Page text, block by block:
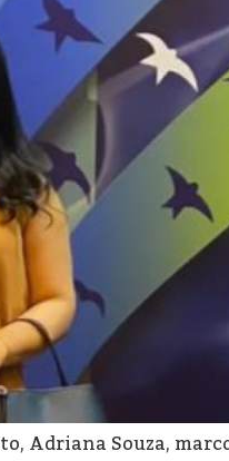
Adriana Souza,